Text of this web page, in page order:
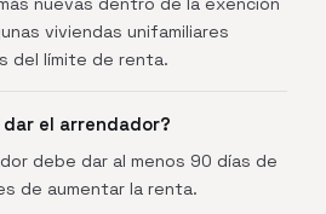
viviendas unifamiliares
del límite de renta.
el arrendador?
debe dar al menos 90 días de
de aumentar la renta.